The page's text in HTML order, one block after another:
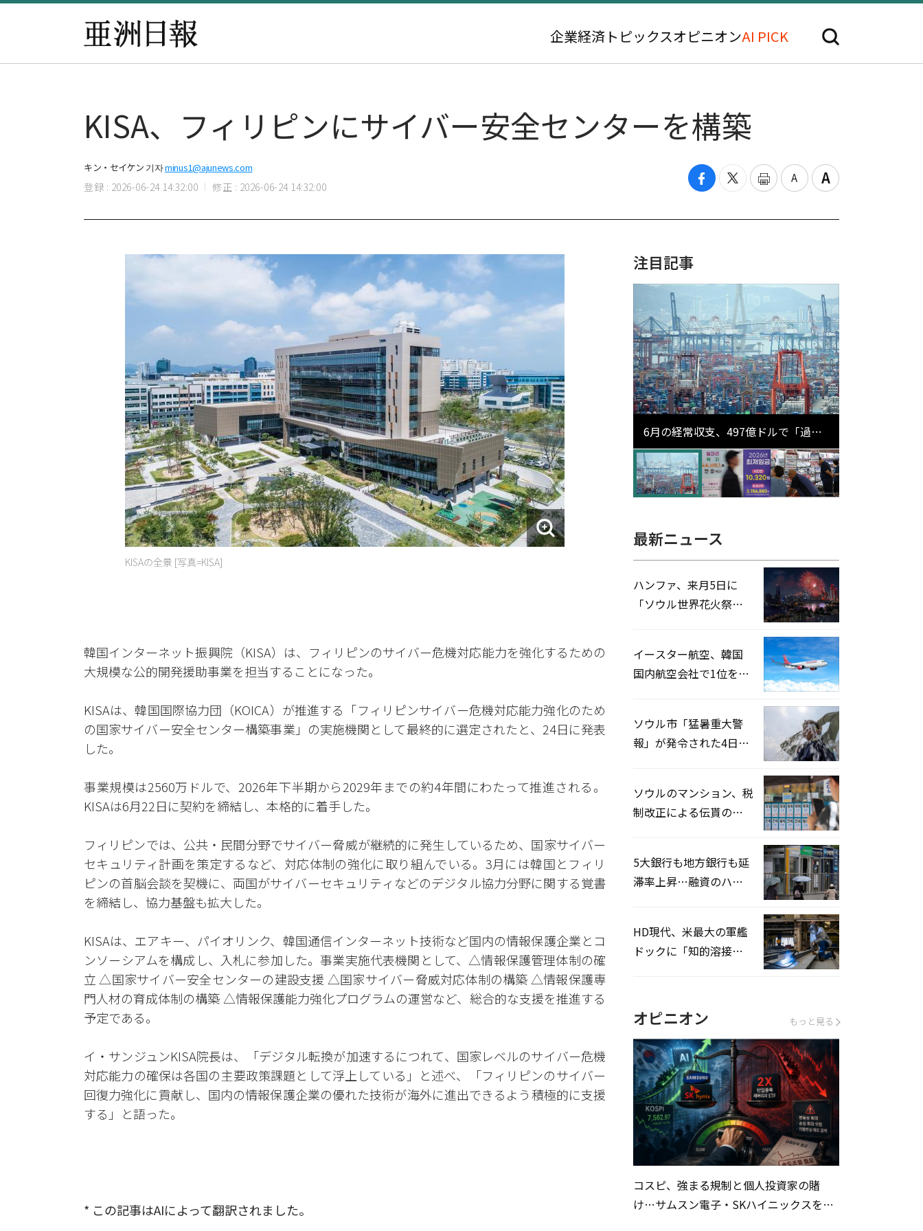
企業経済 トピックスオピニオンAI PICK
KISA、フィリピンにサイバー安全センターを構築
キン・セイケン 기자minus1@ajunews.com
登録 : 2026-06-24 14:32:00 修正 : 2026-06-24 14:32:00
KISAの全景 [写真=KISA]
韓国インターネット振興院（KISA）は、フィリピンのサイバー危機対応能力を強化するための
大規模な公的開発援助事業を担当することになった。
KISAは、韓国国際協力団（KOICA）が推進する「フィリピンサイバー危機対応能力強化のため
の国家サイバー安全センター構築事業」の実施機関として最終的に選定されたと、24日に発表
した。
事業規模は2560万ドルで、2026年下半期から2029年までの約4年間にわたって推進される。
KISAは6月22日に契約を締結し、本格的に着手した。
フィリピンでは、公共・民間分野でサイバー脅威が継続的に発生しているため、国家サイバー
セキュリティ計画を策定するなど、対応体制の強化に取り組んでいる。3月には韓国とフィリ
ピンの首脳会談を契機に、両国がサイバーセキュリティなどのデジタル協力分野に関する覚書
を締結し、協力基盤も拡大した。
KISAは、エアキー、パイオリンク、韓国通信インターネット技術など国内の情報保護企業とコ
ンソーシアムを構成し、入札に参加した。事業実施代表機関として、△情報保護管理体制の確
立 △国家サイバー安全センターの建設支援 △国家サイバー脅威対応体制の構築 △情報保護専
門人材の育成体制の構築 △情報保護能力強化プログラムの運営など、総合的な支援を推進する
予定である。
イ・サンジュンKISA院長は、「デジタル転換が加速するにつれて、国家レベルのサイバー危機
対応能力の確保は各国の主要政策課題として浮上している」と述べ、「フィリピンのサイバー
回復力強化に貢献し、国内の情報保護企業の優れた技術が海外に進出できるよう積極的に支援
する」と語った。
* この記事はAIによって翻訳されました。
注目記事
6月の経常収支、497億ドルで「過去
最大」…輸出が初の1000億ドル突破
最新ニュース
ハンファ、来月5日に
「ソウル世界花火祭り
イースター航空、韓国
国内航空会社で1位を記
ソウル市「猛暑重大警
報」が発令された4日、
ソウルのマンション、税
制改正による伝貰の月
5大銀行も地方銀行も延
滞率上昇…融資のハー
HD現代、米最大の軍艦
ドックに「知的溶接」
オピニオン もっと見る
コスピ、強まる規制と個人投資家の賭
け…サムスン電子・SKハイニックスを巡